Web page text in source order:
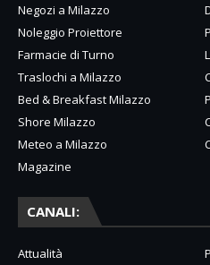
Negozi a Milazzo
Noleggio Proiettore
Farmacie di Turno
Traslochi a Milazzo
Bed & Breakfast Milazzo
Shore Milazzo
Meteo a Milazzo
Magazine
CANALI:
Attualità